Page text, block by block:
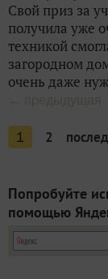
Свой приз за
получила уже
техникой
загородном
очень даже
1 2
Попробуйте
помощью